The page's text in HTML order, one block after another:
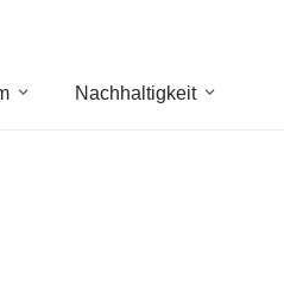
Nachhaltigkeit